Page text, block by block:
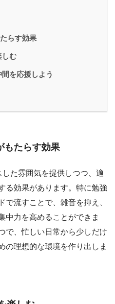
らす効果
しむ
を応援しよう
たらす効果
た雰囲気を提供しつつ、適
る効果があります。特に勉強
で流すことで、雑音を抑え、
中力を高めることができま
で、忙しい日常から少しだけ
の理想的な環境を作り出しま